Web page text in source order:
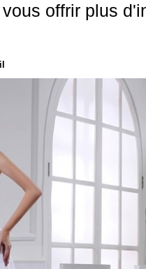
offrir plus